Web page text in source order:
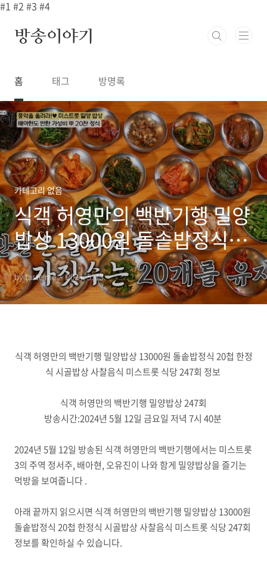
#1 #2 #3 #4
본문 바로가기
방송이야기
홈 태그 방명록
카테고리 없음
식객 허영만의 백반기행 밀양
밥상 13000원 돌솥밥정식
20첩 한정식 시골밥상 사찰
음식 미스트롯 식당 247회 정
보
by taste me 2024. 5. 13.
식객 허영만의 백반기행 밀양밥상 13000원 돌솥밥정식 20첩 한정
식 시골밥상 사찰음식 미스트롯 식당 247회 정보
식객 허영만의 백반기행 밀양밥상 247회
방송시간:2024년 5월 12일 금요일 저녁 7시 40분
2024년 5월 12일 방송된 식객 허영만의 백반기행에서는 미스트롯
3의 주역 정서주, 배아현, 오유진이 나와 함게 밀양밥상을 즐기는
먹방을 보여줍니다 .
아래 끝까지 읽으시면 식객 허영만의 백반기행 밀양밥상 13000원
돌솥밥정식 20첩 한정식 시골밥상 사찰음식 미스트롯 식당 247회
정보를 확인하실 수 있습니다.